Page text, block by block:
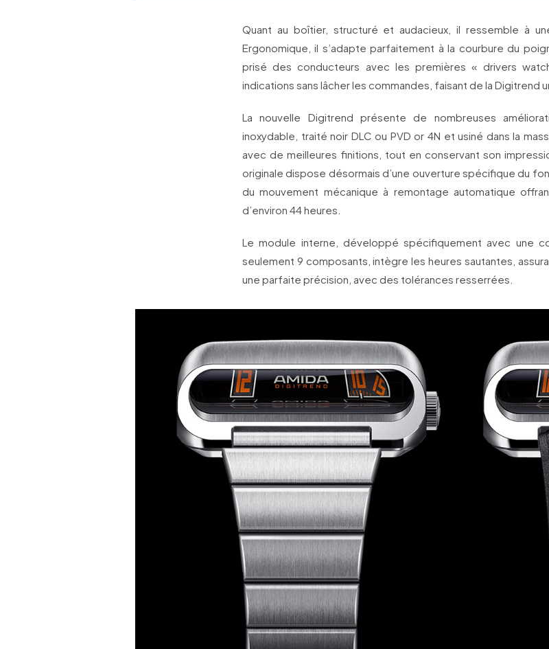
Quant au boîtier, structuré et audacieux, il ressemble à
Ergonomique, il s’adapte parfaitement à la courbure du
prisé des conducteurs avec les premières « drivers
indications sans lâcher les commandes, faisant de la Digitrend
La nouvelle Digitrend présente de nombreuses
inoxydable, traité noir DLC ou PVD or 4N et usiné dans la
avec de meilleures finitions, tout en conservant son
originale dispose désormais d’une ouverture spécifique du
du mouvement mécanique à remontage automatique
d’environ 44 heures.
Le module interne, développé spécifiquement avec une
seulement 9 composants, intègre les heures sautantes,
une parfaite précision, avec des tolérances resserrées.